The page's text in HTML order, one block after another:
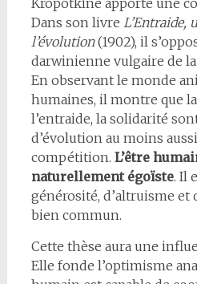
Kropotkine apporte une
Dans son livre L’Entraide,
l’évolution(1902), il
darwinienne vulgaire de
En observant le monde
humaines, il montre que
l’entraide, la solidarité
d’évolution au moins
compétition. L’être
naturellement égoïste. Il
générosité, d’altruisme et
bien commun.
Cette thèse aura une
Elle fonde l’optimisme